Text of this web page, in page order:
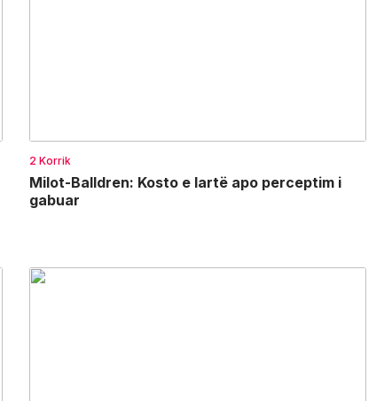
2 Korrik
Milot-Balldren: Kosto e lartë apo perceptim i
gabuar